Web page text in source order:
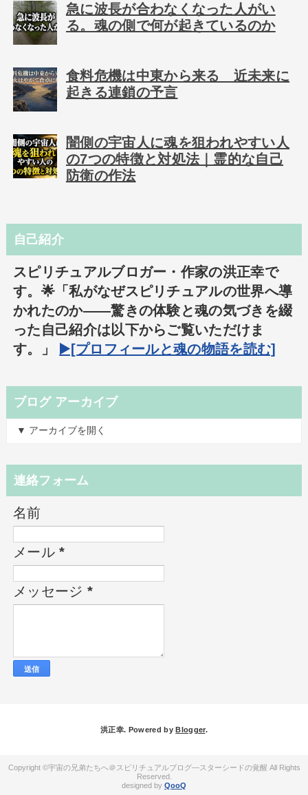
急に波長が合わなくなった人がい
る。魂の側で何が起きているのか
食料危機は中東から来る 近未来に
起きる連鎖の予言
闇側の宇宙人に魂を狙われやすい人
の7つの特徴と対処法｜霊的な自己
防衛の作法
自己紹介
スピリチュアルブロガー・作家の洪正幸で
す。🌟「私がなぜスピリチュアルの世界へ導
かれたのか――驚きの体験と魂の気づきを綴
った自己紹介は以下からご覧いただけま
す。」
▶️[プロフィールと魂の物語を読む]
ブログ アーカイブ
▼ アーカイブを開く
連絡フォーム
名前
メール*
メッセージ *
洪正幸. Powered by Blogger.
宇宙の兄弟たちへ＠スピリチュアルブログ―スターシードの覚醒
QooQ